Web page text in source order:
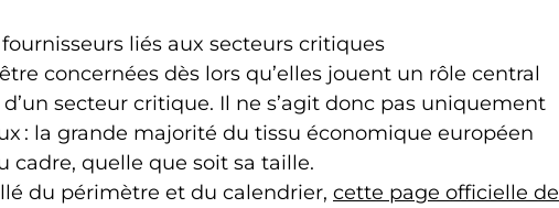
liés aux secteurs critiques
concernées dès lors qu’elles jouent un rôle central
secteur critique. Il ne s’agit donc pas uniquement
: la grande majorité du tissu économique européen
cadre, quelle que soit sa taille.
du périmètre et du calendrier, cette page officielle de